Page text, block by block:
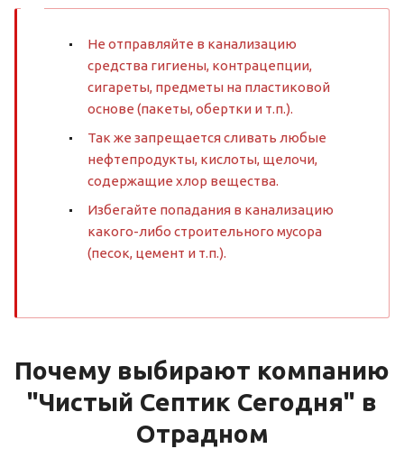
Не отправляйте в канализацию
средства гигиены, контрацепции,
сигареты, предметы на пластиковой
основе (пакеты, обертки и т.п.).
Так же запрещается сливать любые
нефтепродукты, кислоты, щелочи,
содержащие хлор вещества.
Избегайте попадания в канализацию
какого-либо строительного мусора
(песок, цемент и т.п.).
Почему выбирают компанию
"Чистый Септик Сегодня" в
Отрадном